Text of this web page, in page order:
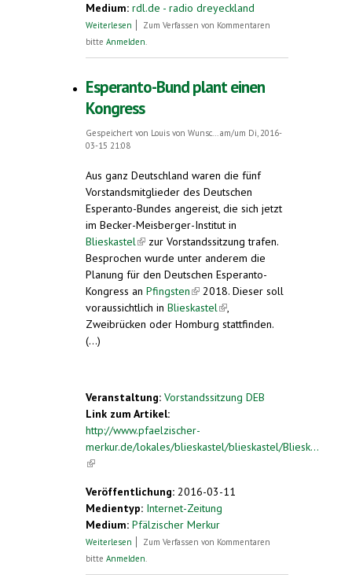
Medium: rdl.de - radio dreyeckland
Weiterlesen über Radio Dreyeckland
Zum Verfassen von Kommentaren
bitte Anmelden.
Esperanto-Bund plant einen
Kongress
Gespeichert von Louis von Wunsc...am/um Di, 2016-
03-15 21:08
Aus ganz Deutschland waren die fünf
Vorstandsmitglieder des Deutschen
Esperanto-Bundes angereist, die sich jetzt
im Becker-Meisberger-Institut in
Blieskastel(link is external)
zur Vorstandssitzung trafen.
Besprochen wurde unter anderem die
Planung für den Deutschen Esperanto-
Kongress an Pfingsten(link is external)
2018. Dieser soll
voraussichtlich in Blieskastel(link is external)
,
Zweibrücken oder Homburg stattfinden.
(...)
Veranstaltung: Vorstandssitzung DEB
Link zum Artikel:
http://www.pfaelzischer-
merkur.de/lokales/blieskastel/blieskastel/Bliesk...
(link is external)
Veröffentlichung: 2016-03-11
Medientyp: Internet-Zeitung
Medium: Pfälzischer Merkur
Weiterlesen über Esperanto-Bund plant einen
Zum Verfassen von Kommentaren
bitte Anmelden.